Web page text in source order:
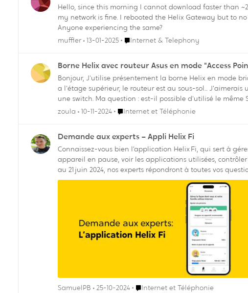
Hello, since this morning I cannot download faster than ~250 to ~300 mbps rather than
my network is fine. I rebooted the Helix Gateway but to no avail. I use fast.com, speedtest.net and the videotron ookla test my connection which all give me
Anyone experiencing the same?
muffler
13-01-2025 Endroit Internet & Telephony
Internet & Telephony
Borne Helix avec routeur Asus en mode "Access
Bonjour, J'utilise présentement la borne Helix en mode bridge avec mon routeur Asus (AC66U). Ca fonctionne très bien, mais j'ai des fois quelques problèmes de réception Wifi
a l'étage supérieur, le routeur est au sous-sol... J'aimerais utilisé la borne Helix en mode routeur et utiliser mon routeur en mode access point relier par fil a la borne Helix ou a
une switch. Ma question : est-il possible d'utilisé
zoula
10-11-2024 Endroit Internet et Téléphonie
Internet et Téléphonie
Demande aux experts – Appli Helix Fi
Connaissez-vous bien l’application Helix Fi, qui sert à
appareil en pause, voir les applications utilisées, contrôler
au 21 juin 2024, nos experts répondront à toutes vos
abonnement à Helix Internet. Temps d’écran, sécurité, domotique : demandez-nous ce
SamuelPB 25-10-2024 Endroit Internet et Téléphonie
Internet et Téléphonie